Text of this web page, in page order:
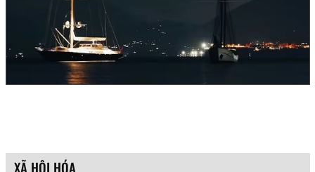
XÃ HỘI HÓA